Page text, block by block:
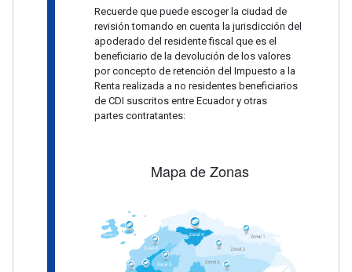
Recuerde que puede escoger la ciudad de
revisión tomando en cuenta la jurisdicción del
apoderado del residente fiscal que es el
beneficiario de la devolución de los valores
por concepto de retención del Impuesto a la
Renta realizada a no residentes beneficiarios
de CDI suscritos entre Ecuador y otras
partes contratantes:
Mapa de Zonas